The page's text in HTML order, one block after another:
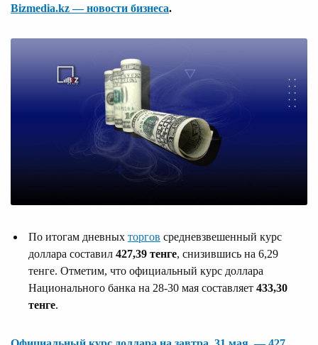
Bizmedia.kz — новости бизнеса.
По итогам дневных торгов средневзвешенный курс
доллара составил 427,39 тенге, снизившись на 6,29
тенге. Отметим, что официальный курс доллара
Национального банка на 28-30 мая составляет 433,30
тенге.